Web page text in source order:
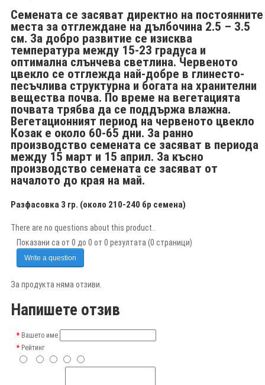
Семената се засяват директно на постоянните
места за отглеждане на дълбочина 2.5 – 3.5
см. За добро развитие се изисква
температура между 15-23 градуса и
оптимална слънчева светлина. Червеното
цвекло се отглежда най-добре в глинесто-
песъчлива структурна и богата на хранителни
вещества почва. По време на вегетацията
почвата трябва да се поддържа влажна.
Вегетационният период на червеното цвекло
Козак е около 60-65 дни. За ранно
производство семената се засяват в периода
между 15 март и 15 април. За късно
производство семената се засяват от
началото до края на май.
Разфасовка 3 гр. (около 210-240 бр семена)
There are no questions about this product..
Показани са от 0 до 0 от 0 резултата (0 страници)
Write a question
За продукта няма отзиви.
Напишете отзив
Вашето име
Рейтинг